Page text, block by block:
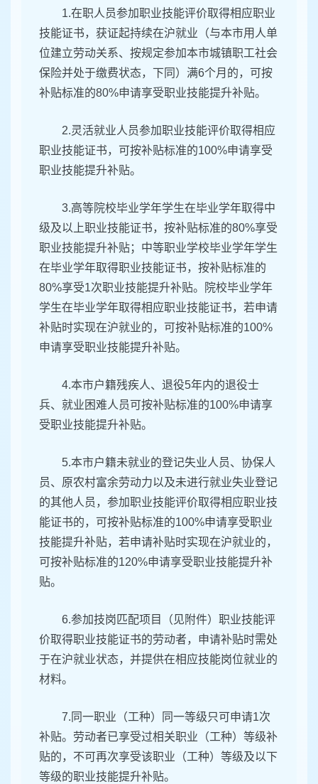
1.在职人员参加职业技能评价取得相应职业
技能证书，获证起持续在沪就业（与本市用人单
位建立劳动关系、按规定参加本市城镇职工社会
保险并处于缴费状态，下同）满6个月的，可按
补贴标准的80%申请享受职业技能提升补贴。
2.灵活就业人员参加职业技能评价取得相应
职业技能证书，可按补贴标准的100%申请享受
职业技能提升补贴。
3.高等院校毕业学年学生在毕业学年取得中
级及以上职业技能证书，按补贴标准的80%享受
职业技能提升补贴；中等职业学校毕业学年学生
在毕业学年取得职业技能证书，按补贴标准的
80%享受1次职业技能提升补贴。院校毕业学年
学生在毕业学年取得相应职业技能证书，若申请
补贴时实现在沪就业的，可按补贴标准的100%
申请享受职业技能提升补贴。
4.本市户籍残疾人、退役5年内的退役士
兵、就业困难人员可按补贴标准的100%申请享
受职业技能提升补贴。
5.本市户籍未就业的登记失业人员、协保人
员、原农村富余劳动力以及未进行就业失业登记
的其他人员，参加职业技能评价取得相应职业技
能证书的，可按补贴标准的100%申请享受职业
技能提升补贴，若申请补贴时实现在沪就业的，
可按补贴标准的120%申请享受职业技能提升补
贴。
6.参加技岗匹配项目（见附件）职业技能评
价取得职业技能证书的劳动者，申请补贴时需处
于在沪就业状态，并提供在相应技能岗位就业的
材料。
7.同一职业（工种）同一等级只可申请1次
补贴。劳动者已享受过相关职业（工种）等级补
贴的，不可再次享受该职业（工种）等级及以下
等级的职业技能提升补贴。